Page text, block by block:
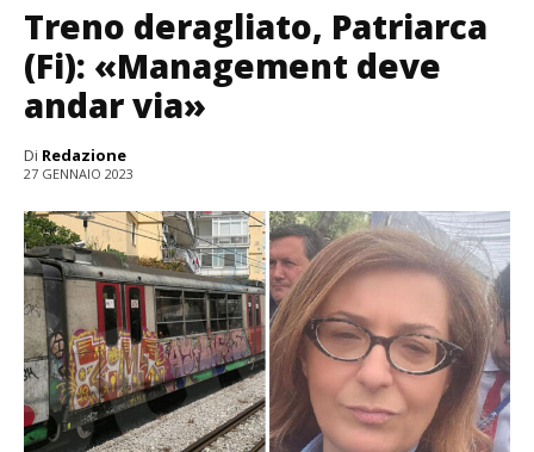
Treno deragliato, Patriarca
(Fi): «Management deve
andar via»
Di Redazione
27 GENNAIO 2023